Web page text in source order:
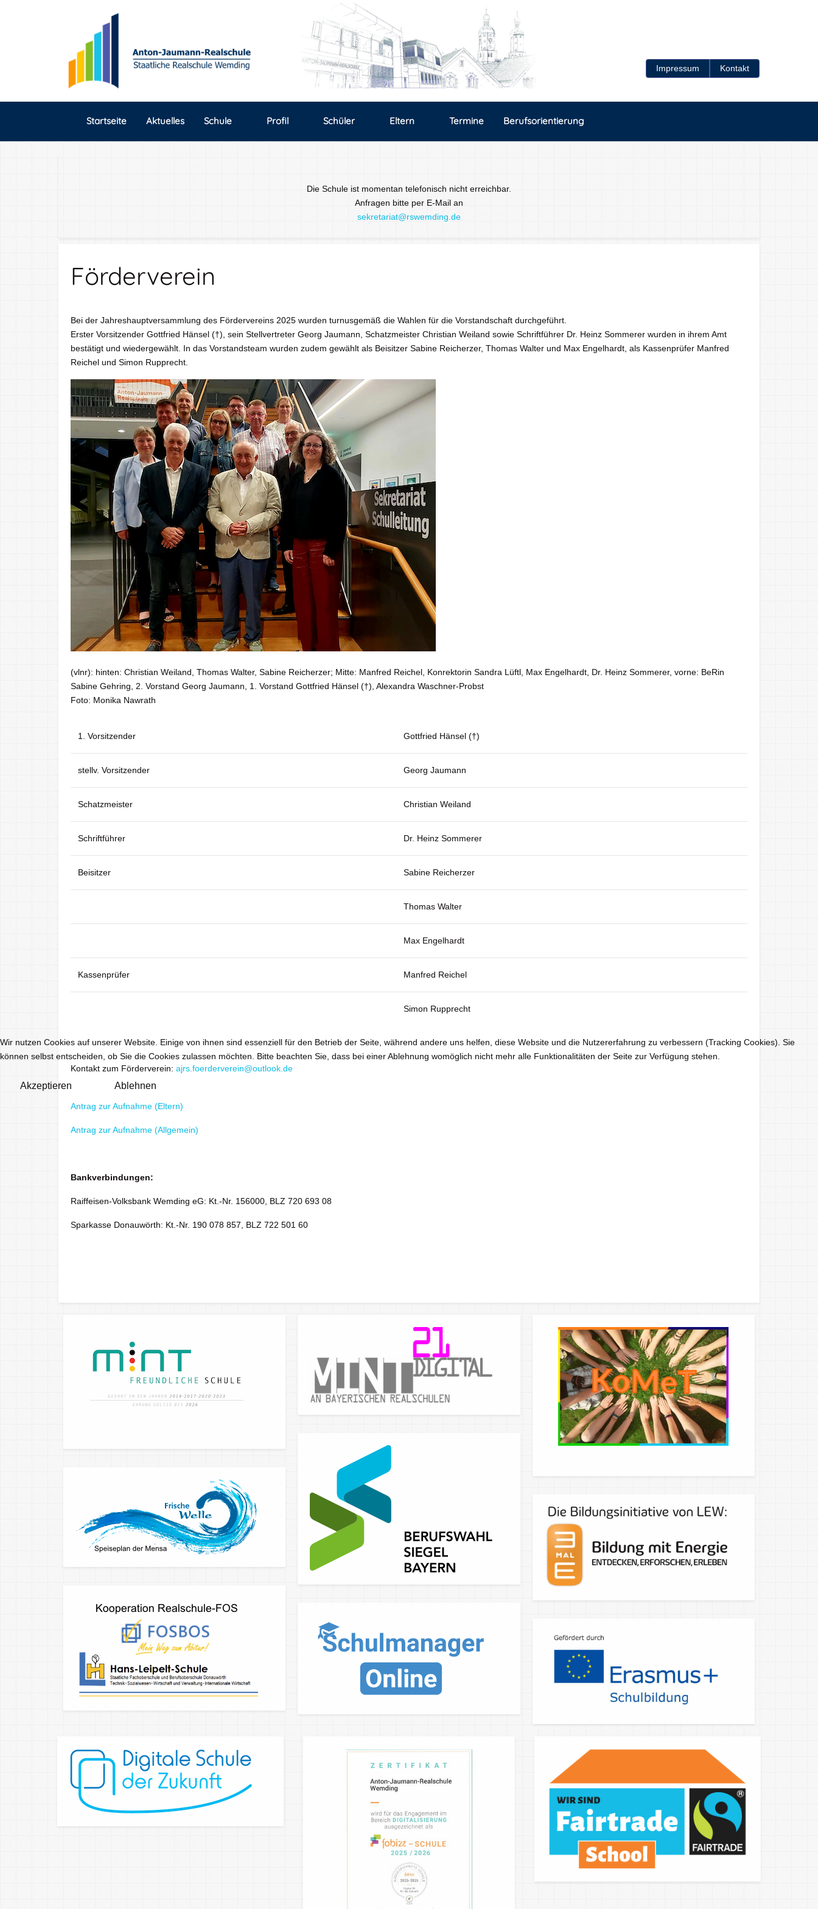
Impressum Kontakt
Startseite Aktuelles Schule Profil Schüler Eltern Termine Berufsorientierung
Die Schule ist momentan telefonisch nicht erreichbar.
Anfragen bitte per E-Mail an
sekretariat@rswemding.de
Förderverein
Bei der Jahreshauptversammlung des Fördervereins 2025 wurden turnusgemäß die Wahlen für die Vorstandschaft durchgeführt.
Erster Vorsitzender Gottfried Hänsel (†), sein Stellvertreter Georg Jaumann, Schatzmeister Christian Weiland sowie Schriftführer Dr. Heinz Sommerer wurden in ihrem Amt
bestätigt und wiedergewählt. In das Vorstandsteam wurden zudem gewählt als Beisitzer Sabine Reicherzer, Thomas Walter und Max Engelhardt, als Kassenprüfer Manfred
Reichel und Simon Rupprecht.
(vlnr): hinten: Christian Weiland, Thomas Walter, Sabine Reicherzer; Mitte: Manfred Reichel, Konrektorin Sandra Lüftl, Max Engelhardt, Dr. Heinz Sommerer, vorne: BeRin
Sabine Gehring, 2. Vorstand Georg Jaumann, 1. Vorstand Gottfried Hänsel (†), Alexandra Waschner-Probst
Foto: Monika Nawrath
1. Vorsitzender Gottfried Hänsel (†)
stellv. Vorsitzender Georg Jaumann
Schatzmeister Christian Weiland
Schriftführer Dr. Heinz Sommerer
Beisitzer Sabine Reicherzer
Thomas Walter
Max Engelhardt
Kassenprüfer Manfred Reichel
Simon Rupprecht
Kontakt zum Förderverein: ajrs.foerderverein@outlook.de
Antrag zur Aufnahme (Eltern)
Antrag zur Aufnahme (Allgemein)
Bankverbindungen:
Raiffeisen-Volksbank Wemding eG: Kt.-Nr. 156000, BLZ 720 693 08
Sparkasse Donauwörth: Kt.-Nr. 190 078 857, BLZ 722 501 60
Wir nutzen Cookies auf unserer Website. Einige von ihnen sind essenziell für den Betrieb der Seite, während andere uns helfen, diese Website und die Nutzererfahrung zu verbessern (Tracking Cookies). Sie
können selbst entscheiden, ob Sie die Cookies zulassen möchten. Bitte beachten Sie, dass bei einer Ablehnung womöglich nicht mehr alle Funktionalitäten der Seite zur Verfügung stehen.
Akzeptieren Ablehnen